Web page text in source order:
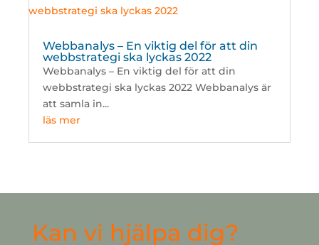
Webbanalys – En viktig del för att din
webbstrategi ska lyckas 2022
Webbanalys – En viktig del för att din
webbstrategi ska lyckas 2022 Webbanalys är
att samla in...
läs mer
Kan vi hjälpa dig?